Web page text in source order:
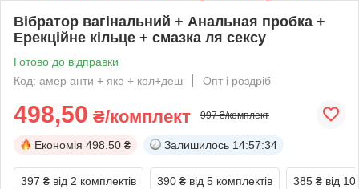
Вібратор вагінальний + Анальная пробка +
Ерекційне кільце + смазка ля сексу
Готово до відправки
Код: амер анти + яко + кол+деш
Опт і роздріб
498,50 ₴/комплект 997 ₴/комплект
Економія 498.50 ₴ Залишилось 14:57:32
397 ₴ від 2 комплектів 390 ₴ від 5 комплектів 385 ₴ від